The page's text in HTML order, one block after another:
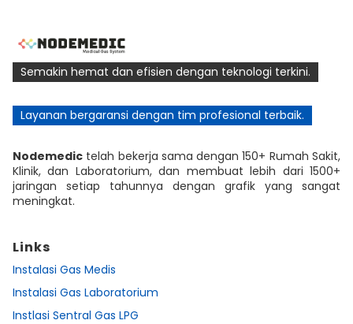
Semakin hemat dan efisien dengan teknologi terkini.
Layanan bergaransi dengan tim profesional terbaik.
Nodemedic telah bekerja sama dengan 150+ Rumah Sakit,
Klinik, dan Laboratorium, dan membuat lebih dari 1500+
jaringan setiap tahunnya dengan grafik yang sangat
meningkat.
Links
Instalasi Gas Medis
Instalasi Gas Laboratorium
Instlasi Sentral Gas LPG